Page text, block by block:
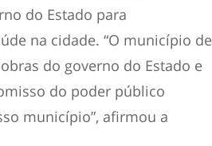
do Estado para
na cidade. “O município de
do governo do Estado e
do poder público
município”, afirmou a